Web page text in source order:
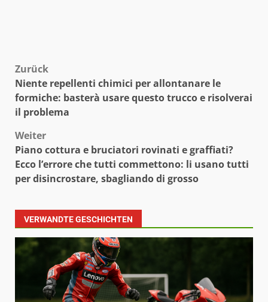
Beitragsnavigation
Zurück
Niente repellenti chimici per allontanare le
formiche: basterà usare questo trucco e risolverai
il problema
Weiter
Piano cottura e bruciatori rovinati e graffiati?
Ecco l’errore che tutti commettono: li usano tutti
per disincrostare, sbagliando di grosso
VERWANDTE GESCHICHTEN